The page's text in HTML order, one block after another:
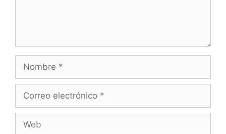
electrónico